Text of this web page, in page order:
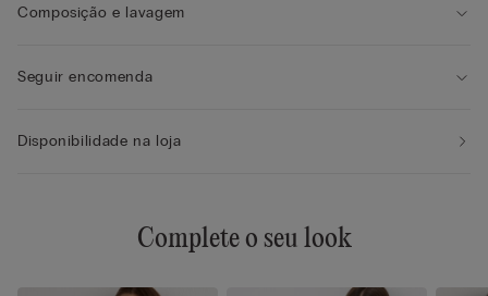
Composição e lavagem
Seguir encomenda
Disponibilidade na loja
Complete o seu look